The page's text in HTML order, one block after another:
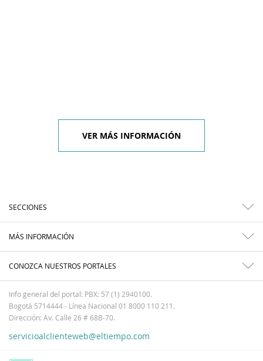
VER MÁS INFORMACIÓN
SECCIONES
MÁS INFORMACIÓN
CONOZCA NUESTROS PORTALES
Info general del portal: PBX: 57 (1) 2940100.
Bogotá 5714444 - Línea Nacional 01 8000 110 211.
Dirección: Av. Calle 26 # 68B-70.
servicioalclienteweb@eltiempo.com